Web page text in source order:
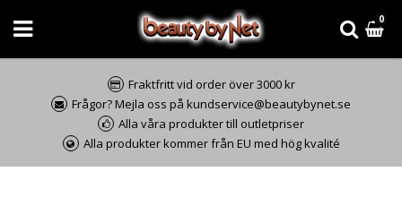
0
Fraktfritt vid order över 3000 kr
Frågor? Mejla oss på kundservice@beautybynet.se
Alla våra produkter till outletpriser
Alla produkter kommer från EU med hög kvalité